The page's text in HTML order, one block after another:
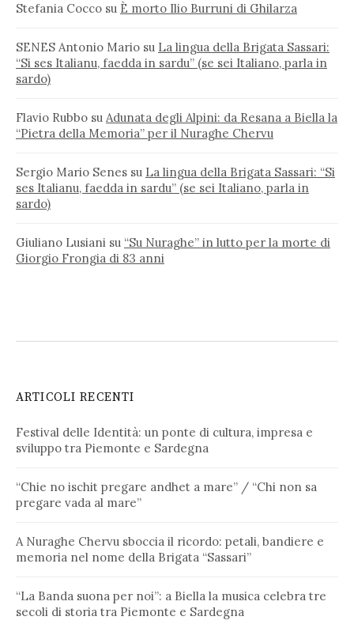
Stefania Cocco su È morto Ilio Burruni di Ghilarza
SENES Antonio Mario su La lingua della Brigata Sassari:
“Si ses Italianu, faedda in sardu” (se sei Italiano, parla in
sardo)
Flavio Rubbo su Adunata degli Alpini: da Resana a Biella la
“Pietra della Memoria” per il Nuraghe Chervu
Sergio Mario Senes su La lingua della Brigata Sassari: “Si
ses Italianu, faedda in sardu” (se sei Italiano, parla in
sardo)
Giuliano Lusiani su “Su Nuraghe” in lutto per la morte di
Giorgio Frongia di 83 anni
ARTICOLI RECENTI
Festival delle Identità: un ponte di cultura, impresa e
sviluppo tra Piemonte e Sardegna
“Chie no ischit pregare andhet a mare” / “Chi non sa
pregare vada al mare”
A Nuraghe Chervu sboccia il ricordo: petali, bandiere e
memoria nel nome della Brigata “Sassari”
“La Banda suona per noi”: a Biella la musica celebra tre
secoli di storia tra Piemonte e Sardegna